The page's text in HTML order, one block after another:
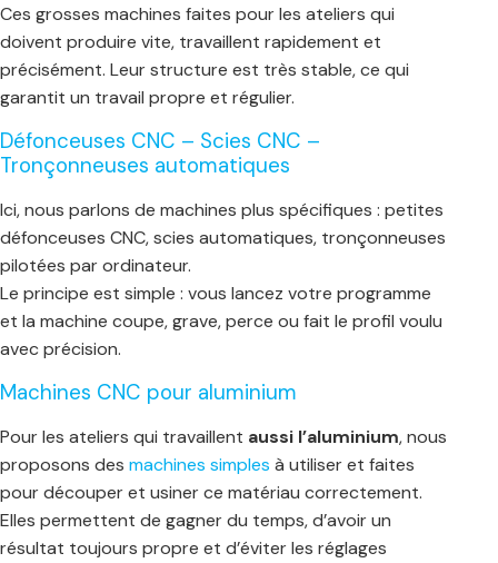
Ces grosses machines faites pour les ateliers qui
doivent produire vite, travaillent rapidement et
précisément. Leur structure est très stable, ce qui
garantit un travail propre et régulier.
Défonceuses CNC – Scies CNC –
Tronçonneuses automatiques
Ici, nous parlons de machines plus spécifiques : petites
défonceuses CNC, scies automatiques, tronçonneuses
pilotées par ordinateur.
Le principe est simple : vous lancez votre programme
et la machine coupe, grave, perce ou fait le profil voulu
avec précision.
Machines CNC pour aluminium
Pour les ateliers qui travaillent aussi l’aluminium, nous
proposons des machines simples à utiliser et faites
pour découper et usiner ce matériau correctement.
Elles permettent de gagner du temps, d’avoir un
résultat toujours propre et d’éviter les réglages